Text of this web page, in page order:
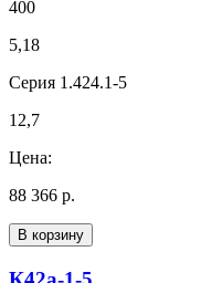
400
5,18
Серия 1.424.1-5
12,7
Цена:
88 366 р.
В корзину